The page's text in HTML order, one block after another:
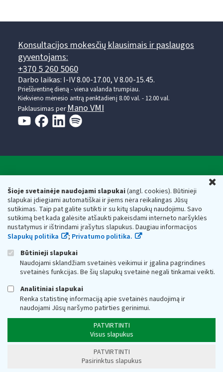
Šioje svetainėje naudojami slapukai(angl. cookies). Būtinieji
slapukai įdiegiami automatiškai ir jiems nėra reikalingas Jūsų
sutikimas. Taip pat galite sutikti ir su kitų slapukų naudojimu. Savo
sutikimą bet kada galėsite atšaukti pakeisdami interneto naršyklės
nustatymus ir ištrindami įrašytus slapukus. Daugiau informacijos
Slapukų politika
; Privatumo politika.
Būtinieji slapukai
Naudojami sklandžiam svetainės veikimui ir įgalina pagrindines
svetainės funkcijas. Be šių slapukų svetainė negali tinkamai veikti.
Analitiniai slapukai
Renka statistinę informaciją apie svetainės naudojimą ir
naudojami Jūsų naršymo patirties gerinimui.
PATVIRTINTI
Visus slapukus
PATVIRTINTI
Pasirinktus slapukus
Konsultacijos mokesčių klausimais ir paslaugos
gyventojams:
+370 5 260 5060
Darbo laikas: I-IV 8.00-17.00, V 8.00-15.45.
Prieššventinę dieną - viena valanda trumpiau.
Kiekvieno mėnesio antrą penktadienį 8.00 val. - 12.00 val.
Paklausimas per Mano VMI
Respublikos finansų ministerijos
Biudžetinė įstaiga. Juridinio asmens kodas — 188659752,
adresas: Vasario 16-osios g. 14, 01107 Vilnius, Lietuva, el.paštas:
vmi@vmi.lt, E. pristatymo dėžutės adresas 188659752
Duomenys apie Valstybinę mokesčių inspekciją prie Lietuvos
Respublikos finansų ministerijos kaupiami ir saugomi Juridinių